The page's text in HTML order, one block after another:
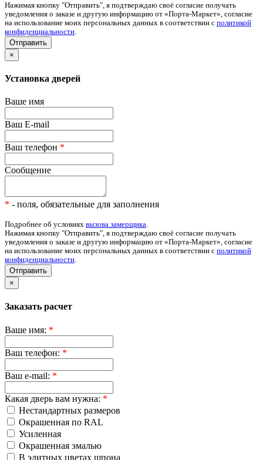
Нажимая кнопку "Отправить", я подтверждаю своё согласие получать
уведомления о заказе и другую информацию от «Порта-Маркет», согласие
на использование моих персональных данных в соответствии с политикой
конфиденциальности
×
Установка дверей
Ваше имя
Ваш E-mail
Ваш телефон *
Сообщение
* - поля, обязательные для заполнения
Подробнее об условиях вызова замерщика.
Нажимая кнопку "Отправить", я подтверждаю своё согласие получать
уведомления о заказе и другую информацию от «Порта-Маркет», согласие
на использование моих персональных данных в соответствии с политикой
конфиденциальности.
Отправить
×
Заказать расчет
Ваше имя: *
Ваш телефон: *
Ваш e-mail: *
Какая дверь вам нужна: *
Нестандартных размеров
Окрашенная по RAL
Усиленная
Окрашенная эмалью
В элитных цветах шпона